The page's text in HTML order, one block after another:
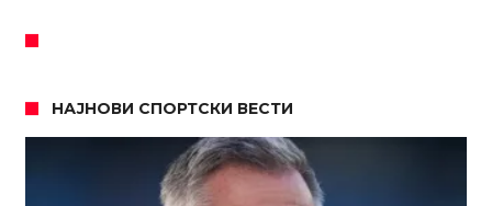
НАЈНОВИ СПОРТСКИ ВЕСТИ